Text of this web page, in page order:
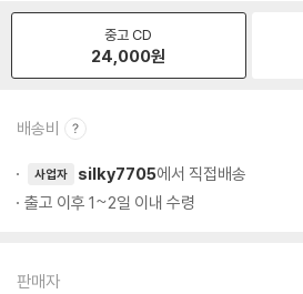
중고 CD
24,000원
배송비
사업자 silky7705에서 직접배송
출고 이후 1~2일 이내 수령
판매자